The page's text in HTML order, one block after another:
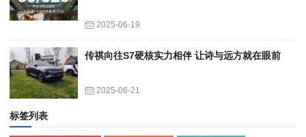
2025-06-19
传祺向往S7硬核实力相伴 让诗与远方就在眼前
2025-06-21
标签列表